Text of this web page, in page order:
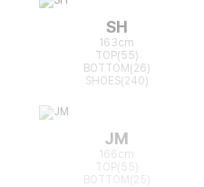
SH
163cm
TOP(55)
BOTTOM(26)
SHOES(240)
JM
166cm
TOP(55)
BOTTOM(25)